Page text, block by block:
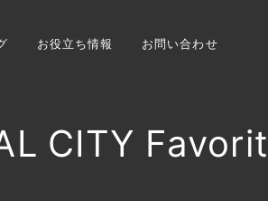
お役立ち情報 お問い合わせ
CITY